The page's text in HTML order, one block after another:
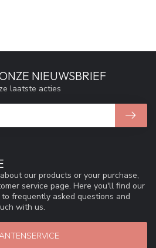
our products or your purchase,
service page. Here you'll find our
frequently asked questions and
with us.
NIEUWSBRIEF
laatste acties